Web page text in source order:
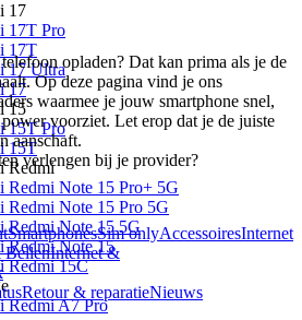
17
17T Pro
17T
17 Ultra
17
15
15T Pro
15T
Redmi
Redmi Note 15 Pro+ 5G
Redmi Note 15 Pro 5G
Redmi Note 15 5G
Redmi Note 15
Redmi 15C
Redmi A7 Pro
opladen? Dat kan prima als je de
Op deze pagina vind je ons
waarmee je jouw smartphone snel,
voorziet. Let erop dat je de juiste
aanschaft.
verlengen bij je provider?
SmartphonesSim onlyAccessoiresInternet
BellenInternet &
Retour & reparatieNieuws